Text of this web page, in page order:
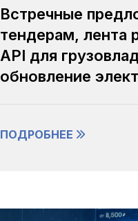
Встречные
тендерам, лента
API для
обновление
ПОДРОБНЕЕ